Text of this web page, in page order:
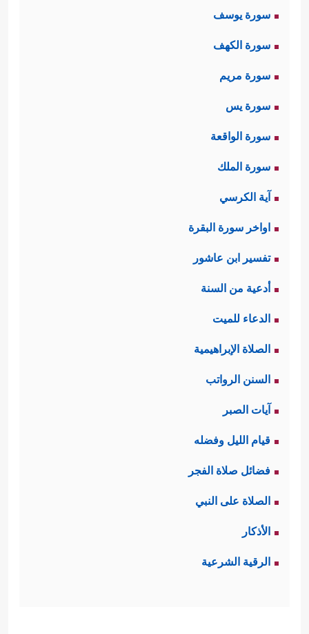
سورة يوسف
سورة الكهف
سورة مريم
سورة يس
سورة الواقعة
سورة الملك
آية الكرسي
اواخر سورة البقرة
تفسير ابن عاشور
أدعية من السنة
الدعاء للميت
الصلاة الإبراهيمية
السنن الرواتب
آيات الصبر
قيام الليل وفضله
فضائل صلاة الفجر
الصلاة على النبي
الأذكار
الرقية الشرعية